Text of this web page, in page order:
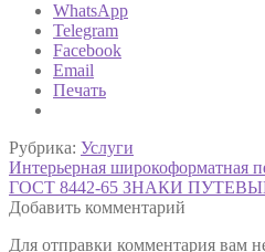
WhatsApp
Telegram
Facebook
Email
Печать
Рубрика: Услуги
Навигация
по
записям
Предыдущая
запись:
Интерьерная широкоформатная
Следующая
запись:
ГОСТ 8442-65 ЗНАКИ
Добавить комментарий
Для отправки комментария вам